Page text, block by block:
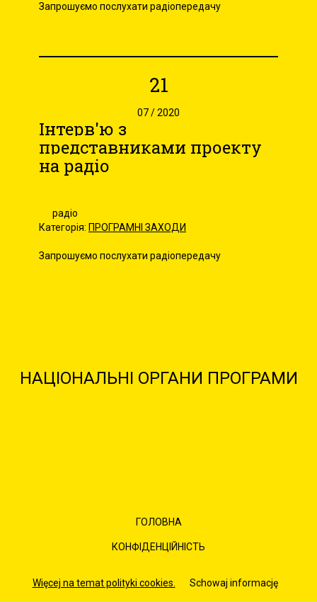
Запрошуємо послухати радіопередачу
21
07 / 2020
Інтерв'ю з
представниками проекту
на радіо
радіо
Категорія: ПРОГРАМНІ ЗАХОДИ
Запрошуємо послухати радіопередачу
НАЦІОНАЛЬНІ ОРГАНИ ПРОГРАМИ
ГОЛОВНА
КОНФІДЕНЦІЙНІСТЬ
Więcej na temat polityki cookies. Schowaj informację